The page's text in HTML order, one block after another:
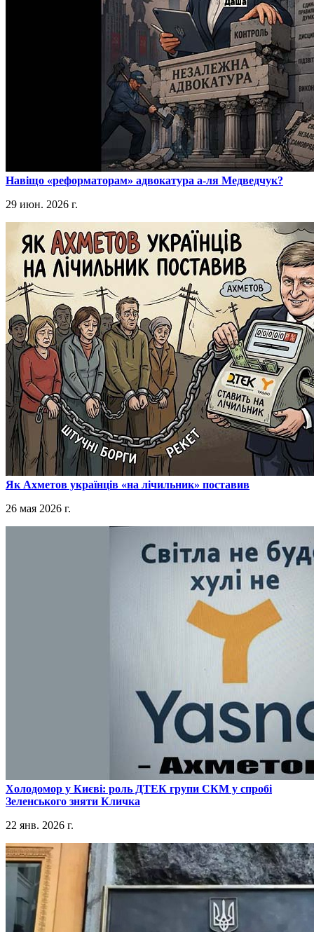
​Навіщо «реформаторам» адвокатура а-ля Медведчук?
29 июн. 2026 г.
​Як Ахметов українців «на лічильник» поставив
26 мая 2026 г.
​Холодомор у Києві: роль ДТЕК групи СКМ у спробі
Зеленського зняти Кличка
22 янв. 2026 г.